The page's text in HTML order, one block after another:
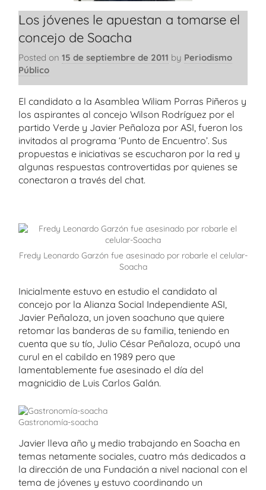
Los jóvenes le apuestan a tomarse el
concejo de Soacha
Posted on 15 de septiembre de 2011 by Periodismo
Público
El candidato a la Asamblea Wiliam Porras Piñeros y
los aspirantes al concejo Wilson Rodríguez por el
partido Verde y Javier Peñaloza por ASI, fueron los
invitados al programa ‘Punto de Encuentro’. Sus
propuestas e iniciativas se escucharon por la red y
algunas respuestas controvertidas por quienes se
conectaron a través del chat.
Fredy Leonardo Garzón fue asesinado por robarle el celular-
Soacha
Inicialmente estuvo en estudio el candidato al
concejo por la Alianza Social Independiente ASI,
Javier Peñaloza, un joven soachuno que quiere
retomar las banderas de su familia, teniendo en
cuenta que su tío, Julio César Peñaloza, ocupó una
curul en el cabildo en 1989 pero que
lamentablemente fue asesinado el día del
magnicidio de Luis Carlos Galán.
Gastronomía-soacha
Javier lleva año y medio trabajando en Soacha en
temas netamente sociales, cuatro más dedicados a
la dirección de una Fundación a nivel nacional con el
tema de jóvenes y estuvo coordinando un